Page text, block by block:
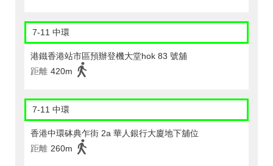
7-11 中環
港鐵香港站市區預辦登機大堂hok 83 號舖
距離 420m
7-11 中環
香港中環砵典乍街 2a 華人銀行大廈地下舖位
距離 260m